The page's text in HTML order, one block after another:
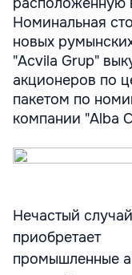
Номинальная
новых
"Acvila Grup"
акционеров по
пакетом по
компании "Alba
Нечастый
приобретает
промышленные